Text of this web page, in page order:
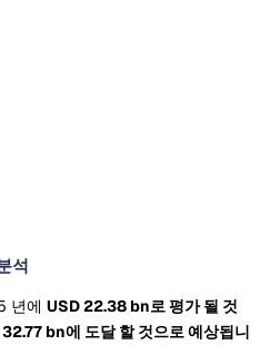
석
년에 USD 22.38 bn로 평가 될 것
bn에 도달 할 것으로 예상됩니